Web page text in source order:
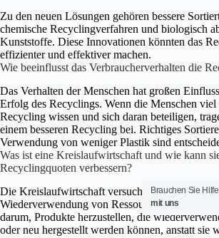
Zu den neuen Lösungen gehören bessere
chemische Recyclingverfahren und biologisch
Kunststoffe. Diese Innovationen könnten das
effizienter und effektiver machen.
Wie beeinflusst das Verbraucherverhalten die
Das Verhalten der Menschen hat großen
Erfolg des Recyclings. Wenn die Menschen viel
Recycling wissen und sich daran beteiligen,
einem besseren Recycling bei. Richtiges
Verwendung von weniger Plastik sind
Was ist eine Kreislaufwirtschaft und wie kann
Recyclingquoten verbessern?
Die Kreislaufwirtschaft versucht, Abfälle durch
Wiederverwendung von Ressourcen
darum, Produkte herzustellen, die
oder neu hergestellt werden können, anstatt sie
Brauchen Sie
mit uns